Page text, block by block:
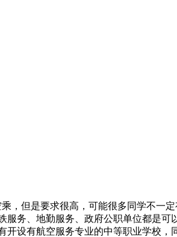
，但是要求很高，可能很多同学不一
务、地勤服务、政府公职单位都是可
设有航空服务专业的中等职业学校，